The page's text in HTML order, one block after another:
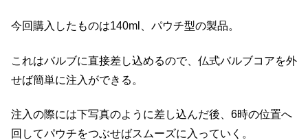
今回購入したものは140ml、パウチ型の製品。
これはバルブに直接差し込めるので、仏式バルブコアを外
せば簡単に注入ができる。
注入の際には下写真のように差し込んだ後、6時の位置へ
回してパウチをつぶせばスムーズに入っていく。